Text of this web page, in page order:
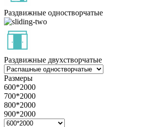
Раздвижные одностворчатые
Раздвижные двухстворчатые
Размеры
600*2000
700*2000
800*2000
900*2000